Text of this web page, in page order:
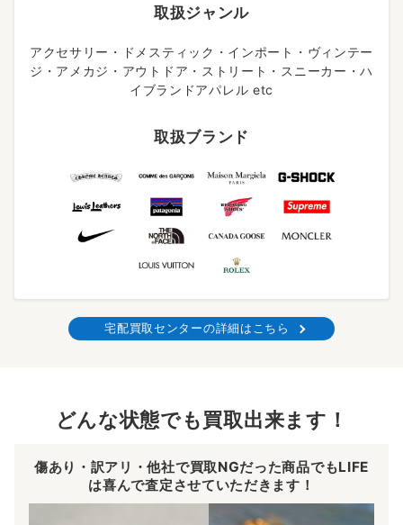
取扱ジャンル
アクセサリー・ドメスティック・インポート・ヴィンテー
ジ・アメカジ・アウトドア・ストリート・スニーカー・ハ
イブランドアパレル etc
取扱ブランド
宅配買取センターの詳細はこちら
どんな状態でも買取出来ます！
傷あり・訳アリ・他社で買取NGだった商品でもLIFE
は喜んで査定させていただきます！